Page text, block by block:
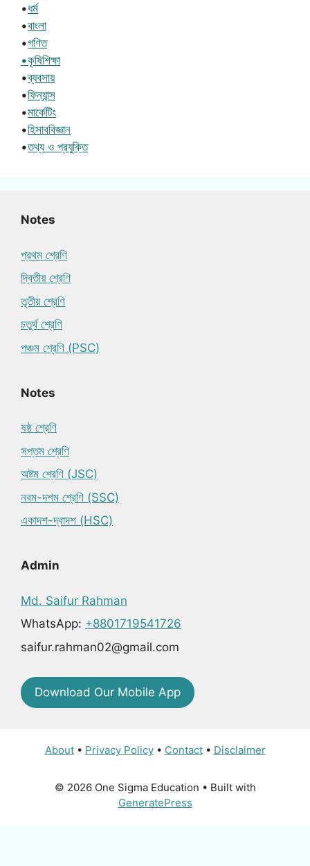
•ধর্ম
•বাংলা
•গণিত
•কৃষিশিক্ষা
•ব্যবসায়
•ফিন্যান্স
•মার্কেটিং
•হিসাববিজ্ঞান
•তথ্য ও প্রযুক্তি
Notes
প্রথম শ্রেণি
দ্বিতীয় শ্রেণি
তৃতীয় শ্রেণি
চতুর্থ শ্রেণি
পঞ্চম শ্রেণি (PSC)
Notes
ষষ্ঠ শ্রেণি
সপ্তম শ্রেণি
অষ্টম শ্রেণি (JSC)
নবম-দশম শ্রেণি (SSC)
একাদশ-দ্বাদশ (HSC)
Admin
Md. Saifur Rahman
WhatsApp: +8801719541726
saifur.rahman02@gmail.com
Download Our Mobile App
About• Privacy Policy• Contact• Disclaimer
© 2026 One Sigma Education • Built with
GeneratePress